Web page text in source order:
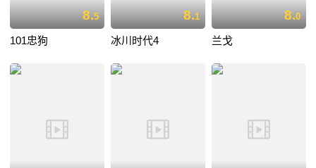
8.5
101忠狗
8.1
冰川时代4
8.0
兰戈